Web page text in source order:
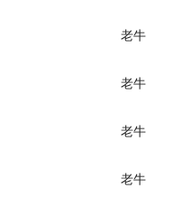
老牛
老牛
老牛
老牛